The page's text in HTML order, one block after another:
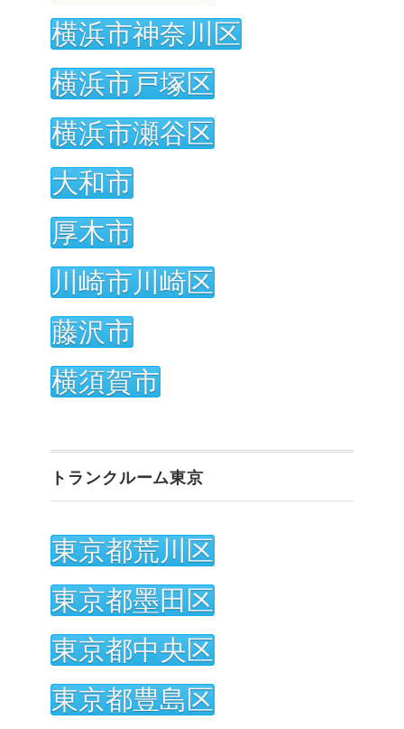
横浜市神奈川区
横浜市戸塚区
横浜市瀬谷区
大和市
厚木市
川崎市川崎区
藤沢市
横須賀市
トランクルーム東京
東京都荒川区
東京都墨田区
東京都中央区
東京都豊島区